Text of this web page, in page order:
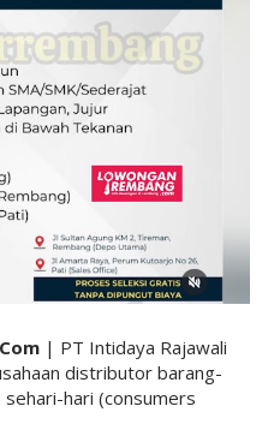
| PT Intidaya Rajawali
distributor barang-
hari (consumers